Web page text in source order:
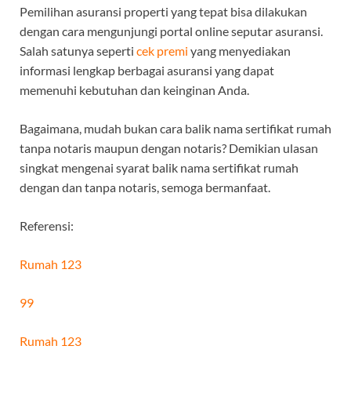
Pemilihan asuransi properti yang tepat bisa dilakukan
dengan cara mengunjungi portal online seputar asuransi.
Salah satunya seperti cek premi yang menyediakan
informasi lengkap berbagai asuransi yang dapat
memenuhi kebutuhan dan keinginan Anda.
Bagaimana, mudah bukan cara balik nama sertifikat rumah
tanpa notaris maupun dengan notaris? Demikian ulasan
singkat mengenai syarat balik nama sertifikat rumah
dengan dan tanpa notaris, semoga bermanfaat.
Referensi:
Rumah 123
99
Rumah 123